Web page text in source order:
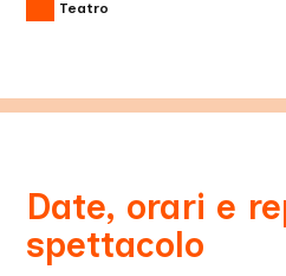
Teatro
Date, orari e
spettacolo